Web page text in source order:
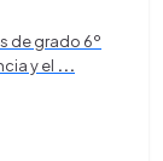
de grado 6º
y el ...